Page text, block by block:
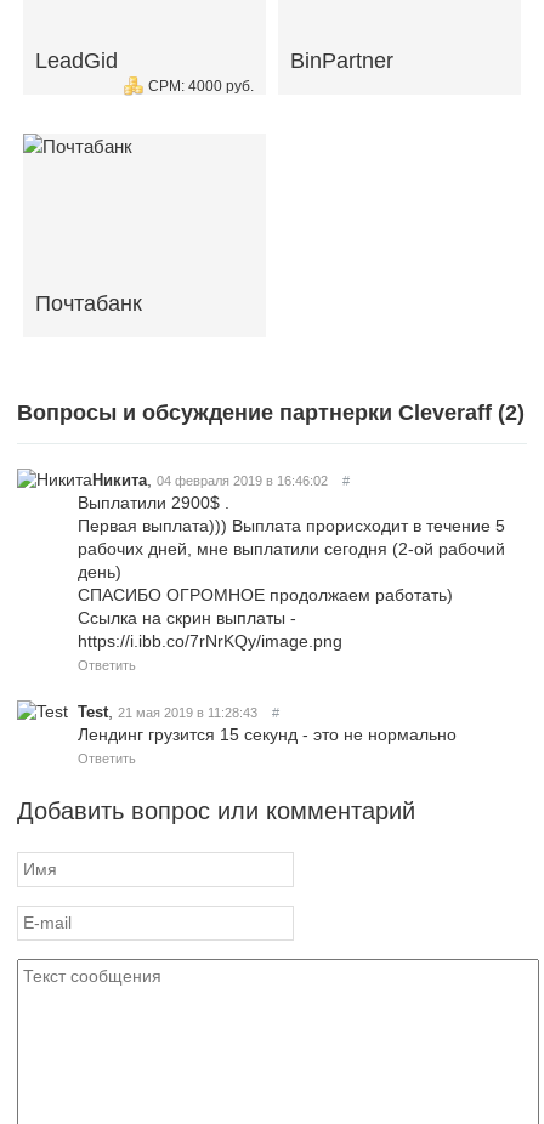
LeadGid
CPM: 4000 руб.
BinPartner
Почтабанк
Вопросы и обсуждение партнерки Cleveraff (2)
Никита 04 февраля 2019 в 16:46:02 #
Выплатили 2900$ .
Первая выплата))) Выплата прорисходит в течение 5
рабочих дней, мне выплатили сегодня (2-ой рабочий
день)
СПАСИБО ОГРОМНОЕ продолжаем работать)
Ссылка на скрин выплаты -
https://i.ibb.co/7rNrKQy/image.png
Ответить
Test 21 мая 2019 в 11:28:43 #
Лендинг грузится 15 секунд - это не нормально
Ответить
Добавить вопрос или комментарий